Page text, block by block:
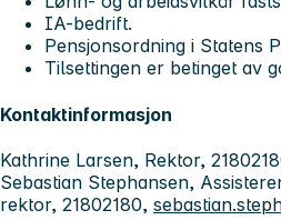
IA-bedrift.
Pensjonsordning i Statens
Tilsettingen er betinget av
Kontaktinformasjon
Kathrine Larsen, Rektor,
Sebastian Stephansen,
rektor, 21802180,